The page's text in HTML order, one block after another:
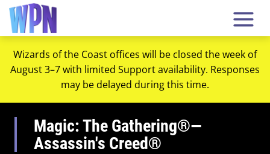
Wizards of the Coast offices will be closed the week of
August 3–7 with limited Support availability. Responses
may be delayed during this time.
Magic: The Gathering®—
Assassin's Creed®